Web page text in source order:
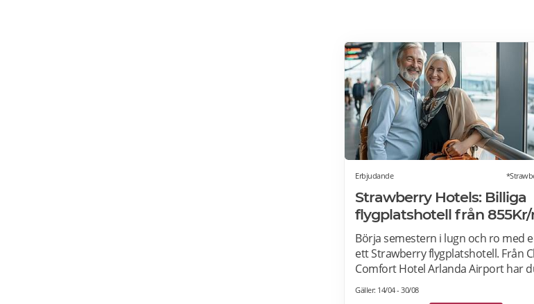
Erbjudande
Strawberry Hotels: Billiga
flygplatshotell från
Börja semestern i lugn och ro med
ett Strawberry flygplatshotell. Från
Comfort Hotel Arlanda Airport har
gångavstånd till terminalerna, och
Quality Hotel Arlanda XPO går gratis
Gäller: 14/04 - 30/08